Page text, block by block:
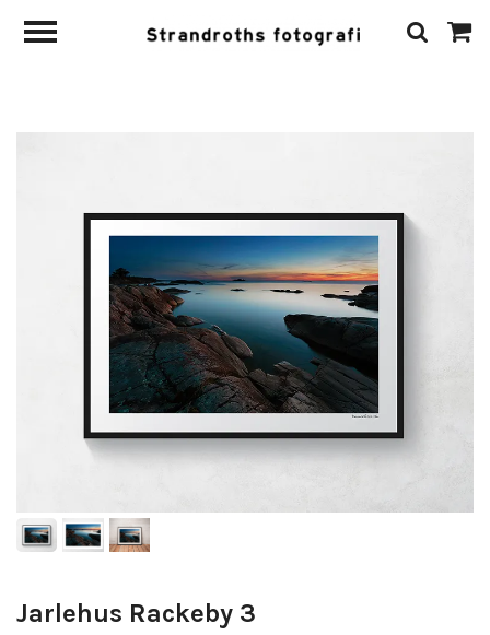
Jarlehus Rackeby 3